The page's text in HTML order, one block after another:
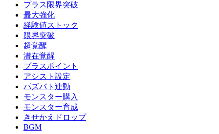
プラス限界突破
最大強化
経験値ストック
限界突破
超覚醒
潜在覚醒
プラスポイント
アシスト設定
パズバト連動
モンスター購入
モンスター育成
きせかえドロップ
BGM